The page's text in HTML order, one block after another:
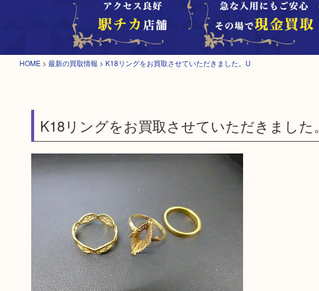
HOME > 最新の買取情報 > K18リングをお買取させていただきました。U
K18リングをお買取させていただきました。